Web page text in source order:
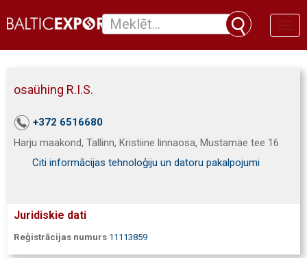
osaühing R.I.S.
+372 6516680
Harju maakond, Tallinn, Kristiine linnaosa, Mustamäe tee 16
Citi informācijas tehnoloģiju un datoru pakalpojumi
Juridiskie dati
Reģistrācijas numurs 11113859